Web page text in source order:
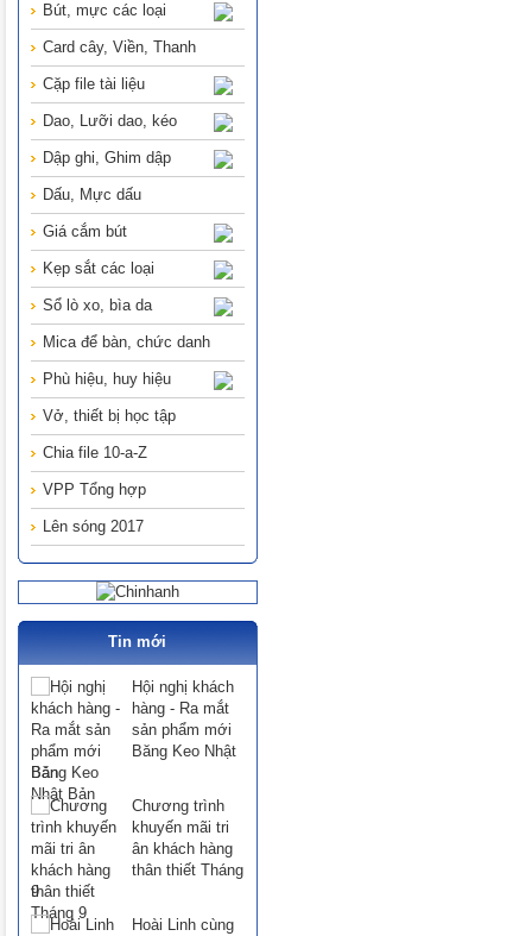
Bút, mực các loại
Card cây, Viền, Thanh
Cặp file tài liệu
Dao, Lưỡi dao, kéo
Dập ghi, Ghim dập
Dấu, Mực dấu
Giá cắm bút
Kẹp sắt các loại
Sổ lò xo, bìa da
Mica để bàn, chức danh
Phù hiệu, huy hiệu
Vở, thiết bị học tập
Chia file 10-a-Z
VPP Tổng hợp
Lên sóng 2017
Tin mới
Hội nghị khách
hàng - Ra mắt
sản phẩm mới
Băng Keo Nhật
Bản
Chương trình
khuyến mãi tri
ân khách hàng
thân thiết Tháng
9
Hoài Linh cùng